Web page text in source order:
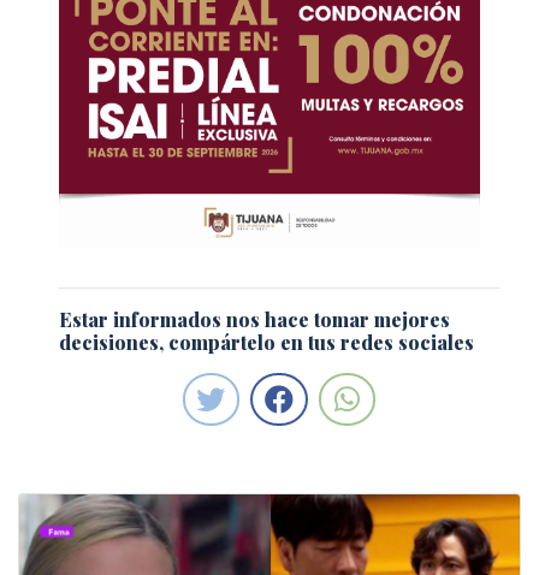
Estar informados nos hace tomar mejores
decisiones, compártelo en tus redes sociales